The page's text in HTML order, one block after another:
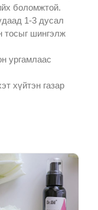
боломжтой.
1-3 дусал
тосыг шингэлж
ургамлаас
хүйтэн газар